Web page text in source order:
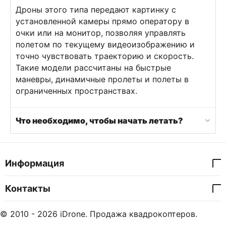
Дроны этого типа передают картинку с
установленной камеры прямо оператору в
очки или на монитор, позволяя управлять
полетом по текущему видеоизображению и
точно чувствовать траекторию и скорость.
Такие модели рассчитаны на быстрые
маневры, динамичные пролеты и полеты в
ограниченных пространствах.
Что необходимо, чтобы начать летать?
Информация
Контакты
© 2010 - 2026 iDrone. Продажа квадрокоптеров.